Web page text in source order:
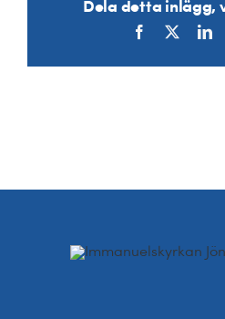
Dela detta inlägg,
Facebook